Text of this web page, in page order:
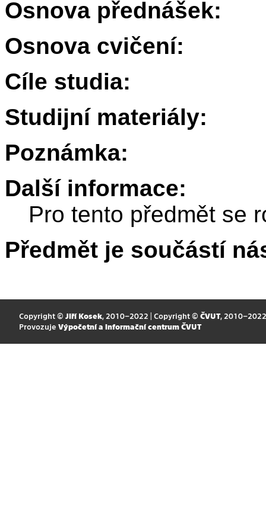
Osnova přednášek:
Osnova cvičení:
Cíle studia:
Studijní materiály:
Poznámka:
Další informace:
Pro tento předmět se
Předmět je součástí
Copyright © Jiří Kosek, 2010–2022 | Copyright © ČVUT, 2010–2022
Provozuje Výpočetní a informační centrum ČVUT